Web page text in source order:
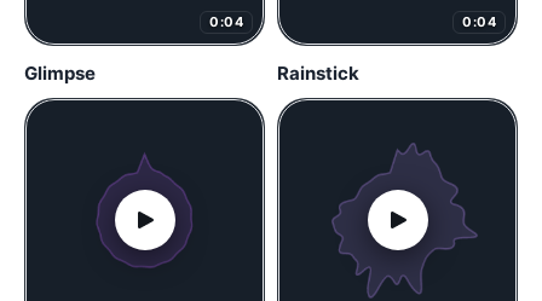
0:04
Glimpse
0:04
Rainstick